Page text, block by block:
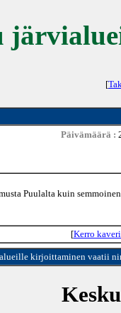
[
Päivämäärä :
Puulalta kuin
[Kerro
kirjoittaminen vaatii